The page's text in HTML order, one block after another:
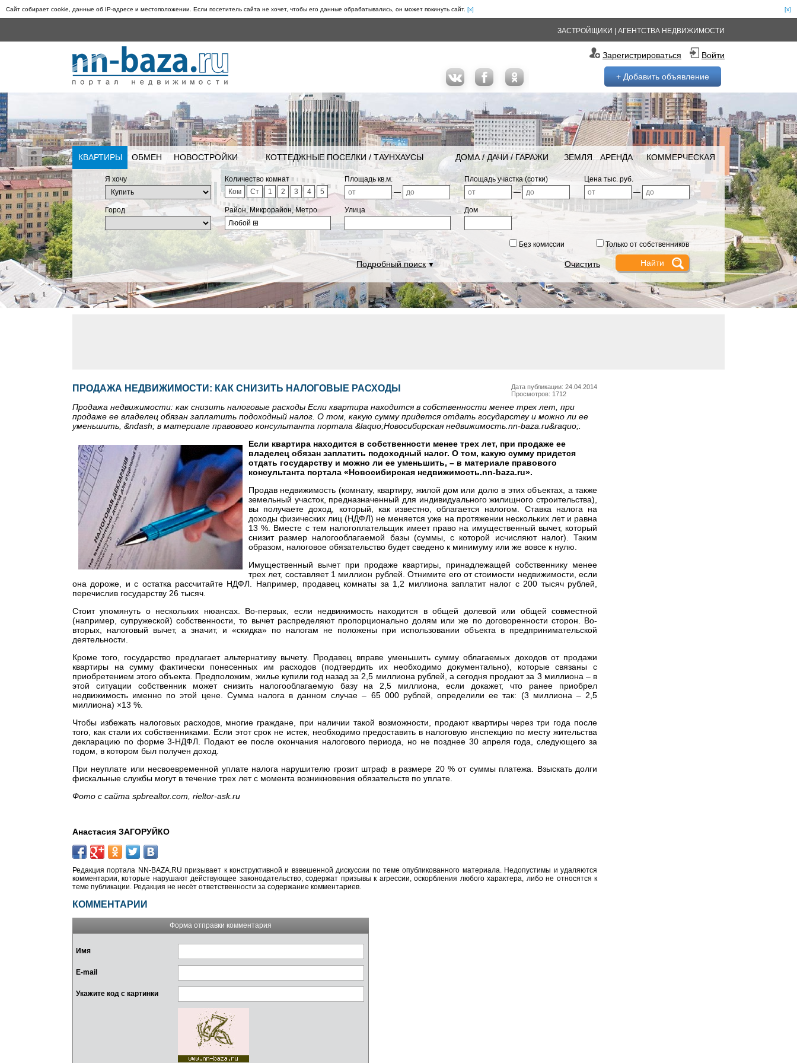
Сайт собирает cookie, данные об IP-адресе и местоположении. Если посетитель сайта не хочет, чтобы его данные обрабатывались, он может покинуть сайт. [x]
[x]
ЗАСТРОЙЩИКИ АГЕНТСТВА НЕДВИЖИМОСТИ
Зарегистрироваться Войти
+ Добавить объявление
КВАРТИРЫ ОБМЕН НОВОСТРОЙКИ КОТТЕДЖНЫЕ ПОСЕЛКИ / ТАУНХАУСЫ ДОМА / ДАЧИ / ГАРАЖИ ЗЕМЛЯ АРЕНДА КОММЕРЧЕСКАЯ
Я хочу
Количество комнат
Ком
Ст 1 2 3 4 5
Площадь кв.м.
—
Площадь участка (сотки)
—
Цена тыс. руб.
—
Город
Район, Микрорайон, Метро
Любой ⊞
Улица Дом
Без комиссии Только от собственников
Подробный поиск▼ Очистить
Дата публикации: 24.04.2014
Просмотров: 1712
ПРОДАЖА НЕДВИЖИМОСТИ: КАК СНИЗИТЬ НАЛОГОВЫЕ РАСХОДЫ
Продажа недвижимости: как снизить налоговые расходы Если квартира находится в собственности менее трех лет, при
продаже ее владелец обязан заплатить подоходный налог. О том, какую сумму придется отдать государству и можно ли ее
уменьшить, &ndash; в материале правового консультанта портала &laquo;Новосибирская недвижимость.nn-baza.ru&raquo;.
Если квартира находится в собственности менее трех лет, при продаже ее
владелец обязан заплатить подоходный налог. О том, какую сумму придется
отдать государству и можно ли ее уменьшить, – в материале правового
консультанта портала «Новосибирская недвижимость.nn-baza.ru».
Продав недвижимость (комнату, квартиру, жилой дом или долю в этих объектах, а также
земельный участок, предназначенный для индивидуального жилищного строительства),
вы получаете доход, который, как известно, облагается налогом. Ставка налога на
доходы физических лиц (НДФЛ) не меняется уже на протяжении нескольких лет и равна
13 %. Вместе с тем налогоплательщик имеет право на имущественный вычет, который
снизит размер налогооблагаемой базы (суммы, с которой исчисляют налог). Таким
образом, налоговое обязательство будет сведено к минимуму или же вовсе к нулю.
Имущественный вычет при продаже квартиры, принадлежащей собственнику менее
трех лет, составляет 1 миллион рублей. Отнимите его от стоимости недвижимости, если
она дороже, и с остатка рассчитайте НДФЛ. Например, продавец комнаты за 1,2 миллиона заплатит налог с 200 тысяч рублей,
перечислив государству 26 тысяч.
Стоит упомянуть о нескольких нюансах. Во-первых, если недвижимость находится в общей долевой или общей совместной
(например, супружеской) собственности, то вычет распределяют пропорционально долям или же по договоренности сторон. Во-
вторых, налоговый вычет, а значит, и «скидка» по налогам не положены при использовании объекта в предпринимательской
деятельности.
Кроме того, государство предлагает альтернативу вычету. Продавец вправе уменьшить сумму облагаемых доходов от продажи
квартиры на сумму фактически понесенных им расходов (подтвердить их необходимо документально), которые связаны с
приобретением этого объекта. Предположим, жилье купили год назад за 2,5 миллиона рублей, а сегодня продают за 3 миллиона – в
этой ситуации собственник может снизить налогооблагаемую базу на 2,5 миллиона, если докажет, что ранее приобрел
недвижимость именно по этой цене. Сумма налога в данном случае – 65 000 рублей, определили ее так: (3 миллиона – 2,5
миллиона) ×13 %.
Чтобы избежать налоговых расходов, многие граждане, при наличии такой возможности, продают квартиры через три года после
того, как стали их собственниками. Если этот срок не истек, необходимо предоставить в налоговую инспекцию по месту жительства
декларацию по форме 3-НДФЛ. Подают ее после окончания налогового периода, но не позднее 30 апреля года, следующего за
годом, в котором был получен доход.
При неуплате или несвоевременной уплате налога нарушителю грозит штраф в размере 20 % от суммы платежа. Взыскать долги
фискальные службы могут в течение трех лет с момента возникновения обязательств по уплате.
Фото с сайта spbrealtor.com, rieltor-ask.ru
Анастасия ЗАГОРУЙКО
Редакция портала NN-BAZA.RU призывает к конструктивной и взвешенной дискуссии по теме опубликованного материала. Недопустимы и удаляются
комментарии, которые нарушают действующее законодательство, содержат призывы к агрессии, оскорбления любого характера, либо не относятся к
теме публикации. Редакция не несёт ответственности за содержание комментариев.
КОММЕНТАРИИ
Форма отправки комментария
Имя
E-mail
Укажите код с картинки